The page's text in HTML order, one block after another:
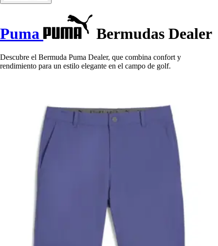
Puma Bermudas Dealer
Descubre el Bermuda Puma Dealer, que combina confort y
rendimiento para un estilo elegante en el campo de golf.